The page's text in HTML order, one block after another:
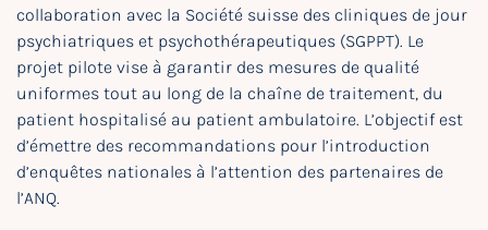
collaboration avec la Société suisse des cliniques de jour
psychiatriques et psychothérapeutiques (SGPPT). Le
projet pilote vise à garantir des mesures de qualité
uniformes tout au long de la chaîne de traitement, du
patient hospitalisé au patient ambulatoire. L’objectif est
d’émettre des recommandations pour l’introduction
d’enquêtes nationales à l’attention des partenaires de
l’ANQ.